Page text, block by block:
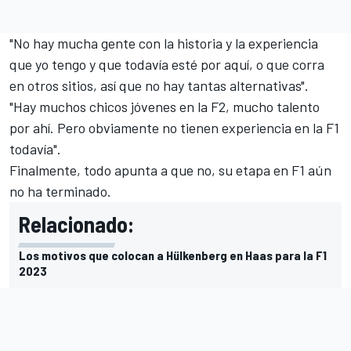
"No hay mucha gente con la historia y la experiencia
que yo tengo y que todavía esté por aquí, o que corra
en otros sitios, así que no hay tantas alternativas".
"Hay muchos chicos jóvenes en la F2, mucho talento
por ahí. Pero obviamente no tienen experiencia en la F1
todavía".
Finalmente, todo apunta a que no, su etapa en F1 aún
no ha terminado.
Relacionado:
Los motivos que colocan a Hülkenberg en Haas para la F1
2023